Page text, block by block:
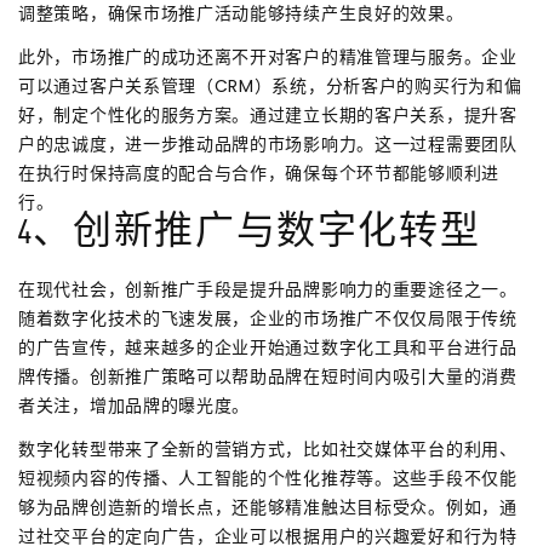
调整策略，确保市场推广活动能够持续产生良好的效果。
此外，市场推广的成功还离不开对客户的精准管理与服务。企业
可以通过客户关系管理（CRM）系统，分析客户的购买行为和偏
好，制定个性化的服务方案。通过建立长期的客户关系，提升客
户的忠诚度，进一步推动品牌的市场影响力。这一过程需要团队
在执行时保持高度的配合与合作，确保每个环节都能够顺利进
行。
4、创新推广与数字化转型
在现代社会，创新推广手段是提升品牌影响力的重要途径之一。
随着数字化技术的飞速发展，企业的市场推广不仅仅局限于传统
的广告宣传，越来越多的企业开始通过数字化工具和平台进行品
牌传播。创新推广策略可以帮助品牌在短时间内吸引大量的消费
者关注，增加品牌的曝光度。
数字化转型带来了全新的营销方式，比如社交媒体平台的利用、
短视频内容的传播、人工智能的个性化推荐等。这些手段不仅能
够为品牌创造新的增长点，还能够精准触达目标受众。例如，通
过社交平台的定向广告，企业可以根据用户的兴趣爱好和行为特